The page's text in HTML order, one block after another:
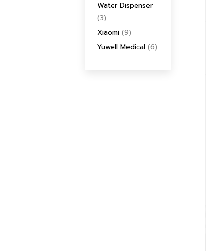
Water Dispenser
(3)
Xiaomi (9)
Yuwell Medical (6)